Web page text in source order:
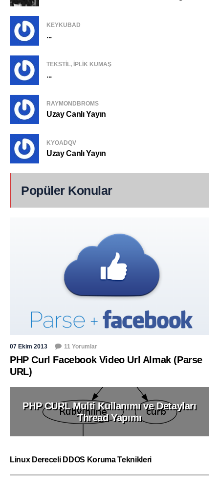
KEYKUBAD
...
TEKSTIL, IPLIK KUMAŞ
...
RAYMONDBROMS
Uzay Canlı Yayın
KYOADQV
Uzay Canlı Yayın
Popüler Konular
07 Ekim 2013 11 Yorumlar
PHP Curl Facebook Video Url Almak (Parse
URL)
PHP CURL Multi Kullanımı ve Detayları
Thread Yapımı
Linux Dereceli DDOS Koruma Teknikleri